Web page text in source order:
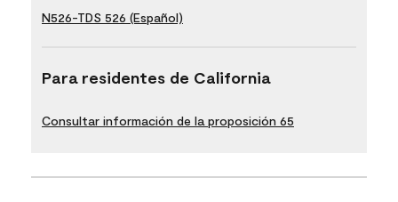
N526-TDS 526 (Español)
Para residentes de California
Consultar información de la proposición 65